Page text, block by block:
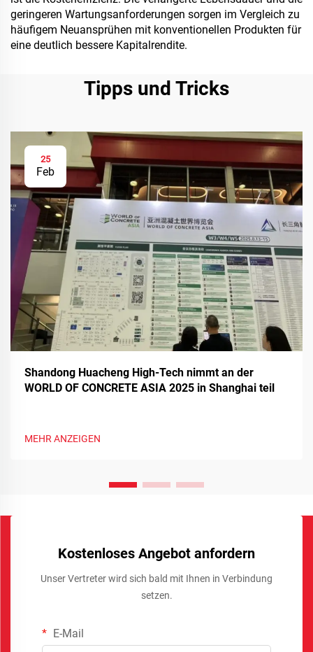
geringeren Wartungsanforderungen sorgen im Vergleich zu
häufigem Neuansprühen mit konventionellen Produkten für
eine deutlich bessere Kapitalrendite.
Tipps und Tricks
25
Feb
Shandong Huacheng High-Tech nimmt an der
WORLD OF CONCRETE ASIA 2025 in Shanghai teil
MEHR ANZEIGEN
Kostenloses Angebot anfordern
Unser Vertreter wird sich bald mit Ihnen in Verbindung
setzen.
E-Mail